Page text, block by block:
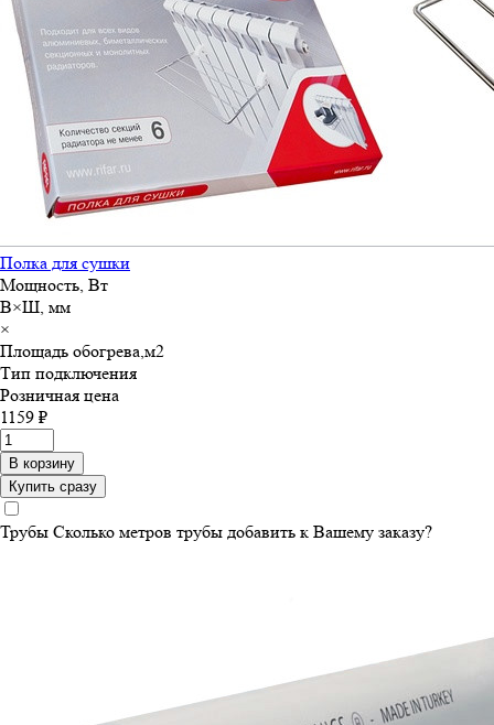
Полка для сушки
Мощность, Вт
В×Ш, мм
×
Площадь обогрева,м2
Тип подключения
Розничная цена
1159 ₽
В корзину
Купить сразу
Трубы Сколько метров трубы добавить к Вашему заказу?